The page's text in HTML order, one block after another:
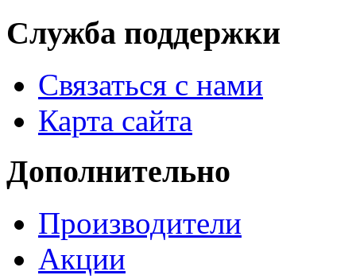
Служба поддержки
Связаться с нами
Карта сайта
Дополнительно
Производители
Акции